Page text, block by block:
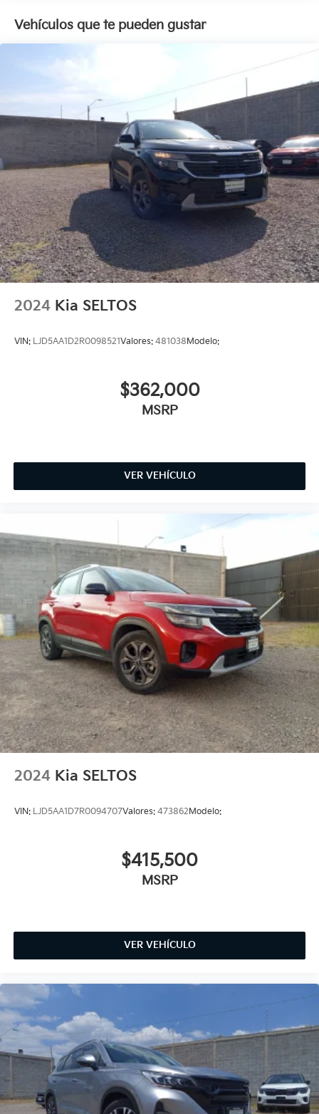
Vehículos que te pueden gustar
2024 Kia SELTOS
VIN: LJD5AA1D2R0098521Valores: 481038Modelo:
$362,000
MSRP
VER VEHÍCULO
2024 Kia SELTOS
VIN: LJD5AA1D7R0094707Valores: 473862Modelo:
$415,500
MSRP
VER VEHÍCULO